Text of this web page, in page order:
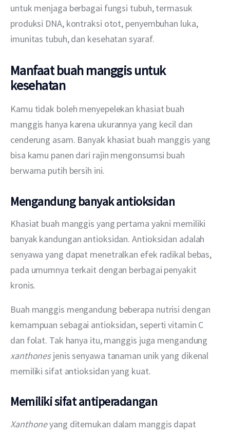
untuk menjaga berbagai fungsi tubuh, termasuk
produksi DNA, kontraksi otot, penyembuhan luka,
imunitas tubuh, dan kesehatan syaraf.
Manfaat buah manggis untuk
kesehatan
Kamu tidak boleh menyepelekan khasiat buah
manggis hanya karena ukurannya yang kecil dan
cenderung asam. Banyak khasiat buah manggis yang
bisa kamu panen dari rajin mengonsumsi buah
berwarna putih bersih ini.
Mengandung banyak antioksidan
Khasiat buah manggis yang pertama yakni memiliki
banyak kandungan antioksidan. Antioksidan adalah
senyawa yang dapat menetralkan efek radikal bebas,
pada umumnya terkait dengan berbagai penyakit
kronis.
Buah manggis mengandung beberapa nutrisi dengan
kemampuan sebagai antioksidan, seperti vitamin C
dan folat. Tak hanya itu, manggis juga mengandung
xanthones jenis senyawa tanaman unik yang dikenal
memiliki sifat antioksidan yang kuat.
Memiliki sifat antiperadangan
Xanthone yang ditemukan dalam manggis dapat